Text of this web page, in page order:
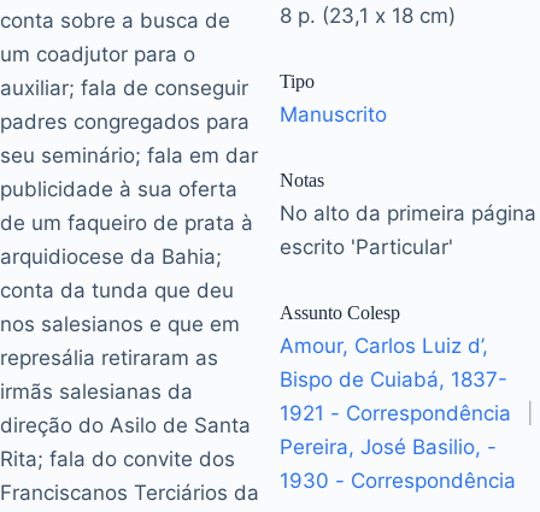
conta sobre a busca de
um coadjutor para o
auxiliar; fala de conseguir
padres congregados para
seu seminário; fala em dar
publicidade à sua oferta
de um faqueiro de prata à
arquidiocese da Bahia;
conta da tunda que deu
nos salesianos e que em
represália retiraram as
irmãs salesianas da
direção do Asilo de Santa
Rita; fala do convite dos
Franciscanos Terciários da
8 p. (23,1 x 18 cm)
Tipo
Manuscrito
Notas
No alto da primeira página
escrito 'Particular'
Assunto Colesp
Amour, Carlos Luiz d’,
Bispo de Cuiabá, 1837-
1921 - Correspondência
Pereira, José Basilio, -
1930 - Correspondência